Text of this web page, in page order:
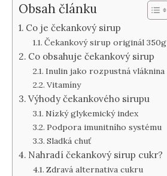
Obsah článku
Co je čekankový sirup
Čekankový sirup originál 350g
Co obsahuje čekankový sirup
Inulin jako rozpustná vláknina
Vitamíny
Výhody čekankového sirupu
Nízký glykemický index
Podpora imunitního systému
Sladká chuť
Nahradí čekankový sirup cukr?
Zdravá alternativa cukru